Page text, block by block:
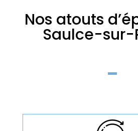
Nos atouts
Saulce-sur-